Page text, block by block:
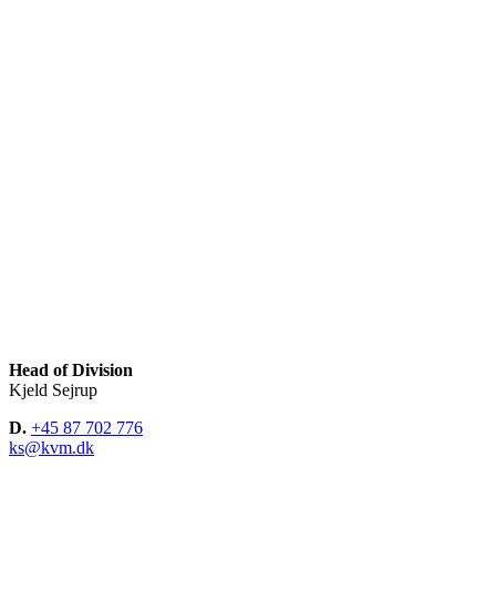
Head of Division
Kjeld Sejrup
D. +45 87 702 776
ks@kvm.dk